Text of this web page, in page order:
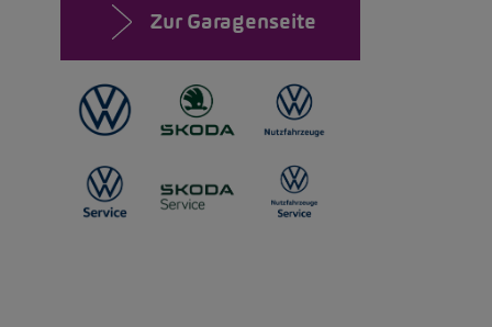
Zur Garagenseite